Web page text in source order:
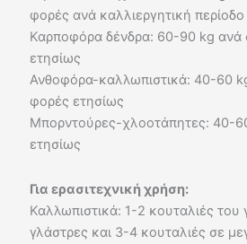
φορές ανά καλλιεργητική περίοδο
Καρποφόρα δένδρα: 60-90 kg ανά
ετησίως
Ανθοφόρα-καλλωπιστικά: 40-60
φορές ετησίως
Μπορντούρες-χλοοτάπητες: 40-
ετησίως
Για ερασιτεχνική χρήση:
Καλλωπιστικά: 1-2 κουταλιές του
γλάστρες και 3-4 κουταλιές σε